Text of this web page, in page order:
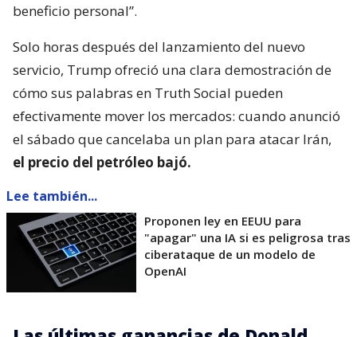
beneficio personal”.
Solo horas después del lanzamiento del nuevo
servicio, Trump ofreció una clara demostración de
cómo sus palabras en Truth Social pueden
efectivamente mover los mercados: cuando anunció
el sábado que cancelaba un plan para atacar Irán,
el precio del petróleo bajó.
Lee también...
Proponen ley en EEUU para
"apagar" una IA si es peligrosa tras
ciberataque de un modelo de
OpenAI